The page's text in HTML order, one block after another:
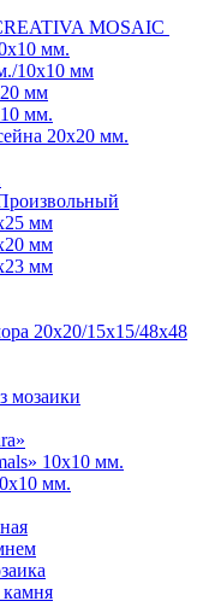
MOSAIC
мм.
10х10 мм
мм
мм.
20x20 мм.
мм
мм
мм
20х20/15х15/48х48
мозаики
10х10 мм.
мм.
камня